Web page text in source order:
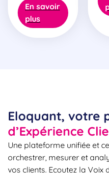
En savoir
plus
Eloquant, votre
d’Expérience
Une plateforme unifiée et
orchestrer, mesurer et
vos clients. Ecoutez la Voix